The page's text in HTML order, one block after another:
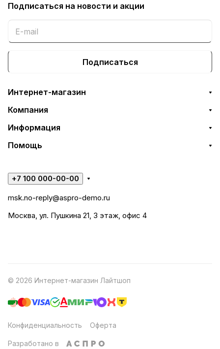
Подписаться на новости и акции
Подписаться
Интернет-магазин
Компания
Информация
Помощь
+7 100 000-00-00
msk.no-reply@aspro-demo.ru
Москва, ул. Пушкина 21, 3 этаж, офис 4
© 2026 Интернет-магазин Лайтшоп
Конфиденциальность Оферта
Разработано в